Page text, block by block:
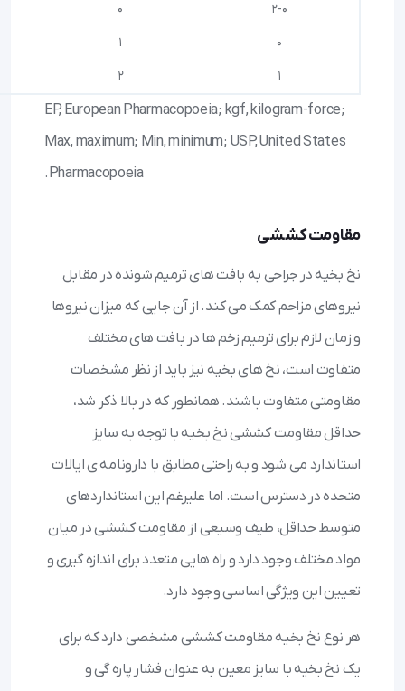
2-0
0
0
1
1
2
EP, European Pharmacopoeia; kgf, kilogram-force;
Max, maximum; Min, minimum; USP, United States
Pharmacopoeia.
مقاومت کششی
نخ بخیه در جراحی به بافت های ترمیم شونده در مقابل
نیروهای مزاحم کمک می کند. از آن جایی که میزان نیروها
و زمان لازم برای ترمیم زخم ها در بافت های مختلف
متفاوت است، نخ های بخیه نیز باید از نظر مشخصات
مقاومتی متفاوت باشند. همانطور که در بالا ذکر شد،
حداقل مقاومت کششی نخ بخیه با توجه به سایز
استاندارد می شود و به راحتی مطابق با دارونامه ی ایالات
متحده در دسترس است. اما علیرغم این استانداردهای
متوسط حداقل، طیف وسیعی از مقاومت کششی در میان
مواد مختلف وجود دارد و راه هایی متعدد برای اندازه گیری و
تعیین این ویژگی اساسی وجود دارد.
هر نوع نخ بخیه مقاومت کششی مشخصی دارد که برای
یک نخ بخیه با سایز معین به عنوان فشار پاره گی و